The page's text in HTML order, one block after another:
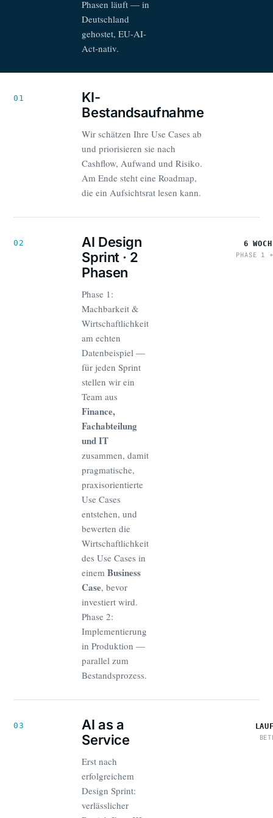
Phasen läuft — in
Deutschland
gehostet, EU-AI-
Act-nativ.
01
KI-
Bestandsaufnahme
Wir schätzen Ihre Use Cases ab
und priorisieren sie nach
Cashflow, Aufwand und Risiko.
Am Ende steht eine Roadmap,
die ein Aufsichtsrat lesen kann.
02
AI Design
Sprint · 2
Phasen
Phase 1:
Machbarkeit &
Wirtschaftlichkeit
am echten
Datenbeispiel —
für jeden Sprint
stellen wir ein
Team aus
Finance,
Fachabteilung
und IT
zusammen, damit
pragmatische,
praxisorientierte
Use Cases
entstehen, und
bewerten die
Wirtschaftlichkeit
des Use Cases in
einemBusiness
Case, bevor
investiert wird.
Phase 2:
Implementierung
in Produktion —
parallel zum
Bestandsprozess.
6
PHASE 1
03
AI as a
Service
Erst nach
erfolgreichem
Design Sprint:
verlässlicher